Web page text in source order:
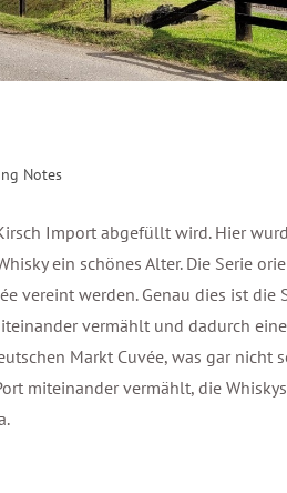
Notes
Import abgefüllt wird. Hier
ein schönes Alter. Die Serie
vereint werden. Genau dies ist die
vermählt und dadurch
Markt Cuvée, was gar nicht
miteinander vermählt, die